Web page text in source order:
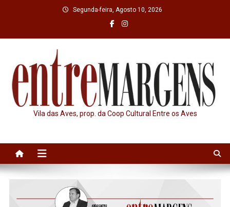
Segunda-feira, Agosto 10, 2026
Vila das Aves, prop. da Coop Cultural Entre os Aves